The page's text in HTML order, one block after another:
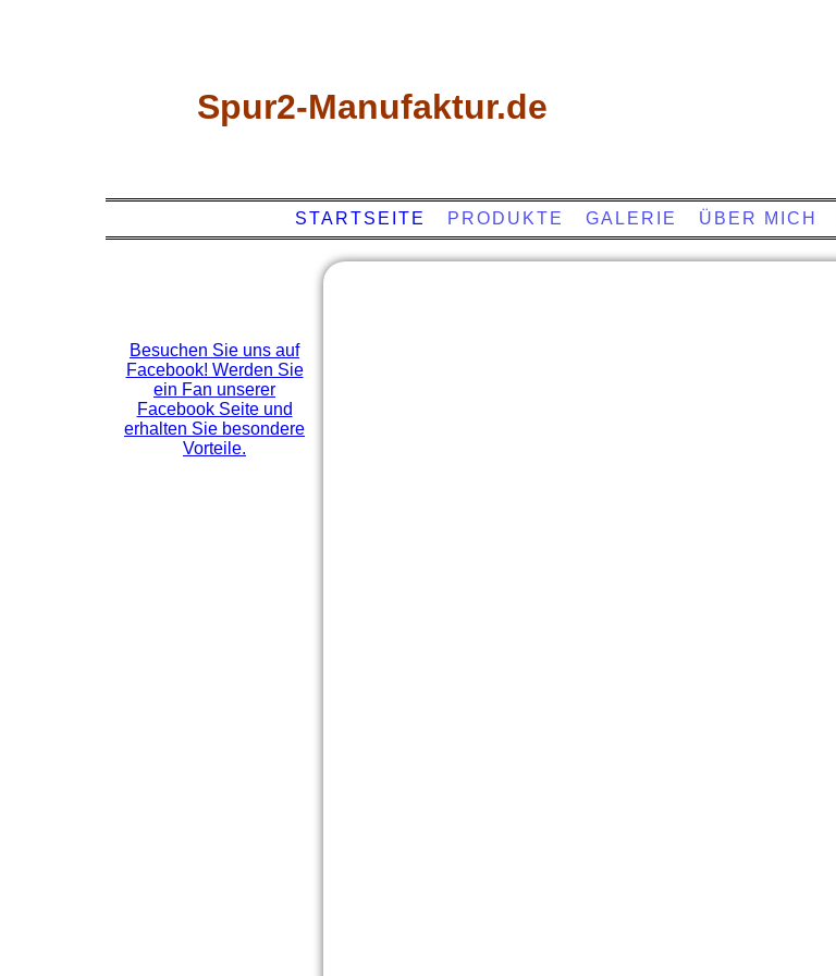
Spur2-Manufaktur.de
STARTSEITE PRODUKTE GALERIE ÜBER MICH
Besuchen Sie uns auf
Facebook! Werden Sie
ein Fan unserer
Facebook Seite und
erhalten Sie besondere
Vorteile.